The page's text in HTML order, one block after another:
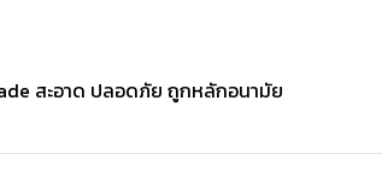
สะอาด ปลอดภัย ถูกหลักอนามัย